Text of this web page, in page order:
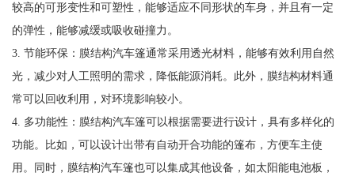
较高的可形变性和可塑性，能够适应不同形状的车身，并且有一定
的弹性，能够减缓或吸收碰撞力。
3. 节能环保：膜结构汽车篷通常采用透光材料，能够有效利用自然
光，减少对人工照明的需求，降低能源消耗。此外，膜结构材料通
常可以回收利用，对环境影响较小。
4. 多功能性：膜结构汽车篷可以根据需要进行设计，具有多样化的
功能。比如，可以设计出带有自动开合功能的篷布，方便车主使
用。同时，膜结构汽车篷也可以集成其他设备，如太阳能电池板，